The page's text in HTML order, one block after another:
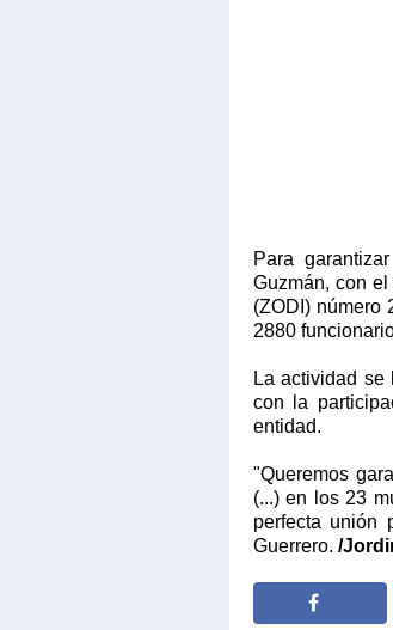
Para
Guzmán, con
(ZODI) número
2880
La actividad
con la
entidad.
"Queremos
(...) en los 23
perfecta unión
Guerrero. /